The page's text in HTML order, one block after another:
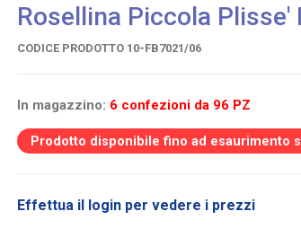
Rosellina Piccola Plisse'
CODICE PRODOTTO 10-FB7021/06
In magazzino: 6 confezioni da 96 PZ
Prodotto disponibile fino ad esaurimento
Effettua il login per vedere i prezzi